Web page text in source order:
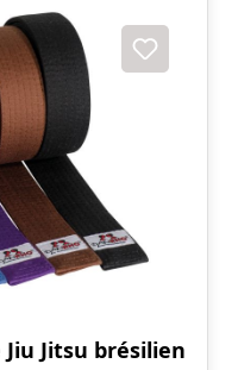
Jitsu brésilien